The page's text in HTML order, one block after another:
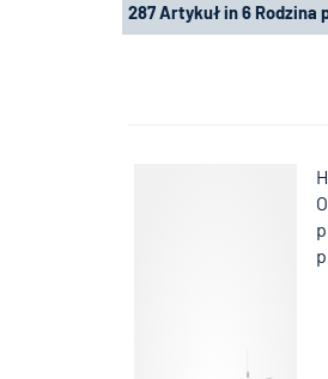
287 Artykuł in 6 Rodzina